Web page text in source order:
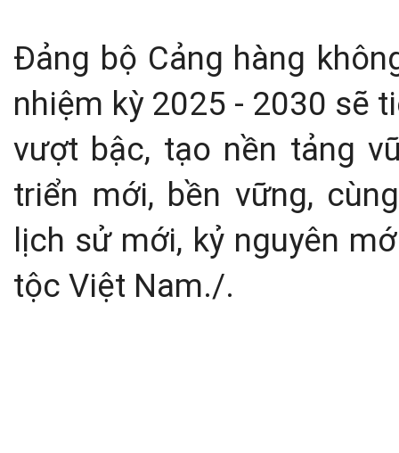
Đảng bộ Cảng hàng
nhiệm kỳ 2025 - 2030 sẽ
vượt bậc, tạo nền tảng
triển mới, bền vững,
lịch sử mới, kỷ nguyên
tộc Việt Nam./.